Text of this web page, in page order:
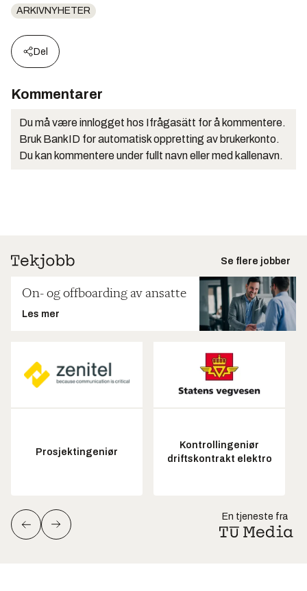
ARKIVNYHETER
Del
Kommentarer
Du må være innlogget hos Ifrågasätt for å kommentere.
Bruk BankID for automatisk oppretting av brukerkonto.
Du kan kommentere under fullt navn eller med kallenavn.
Se flere jobber
On- og offboarding av ansatte
Les mer
Prosjektingeniør
Kontrollingeniør
driftskontrakt elektro
En tjeneste fra